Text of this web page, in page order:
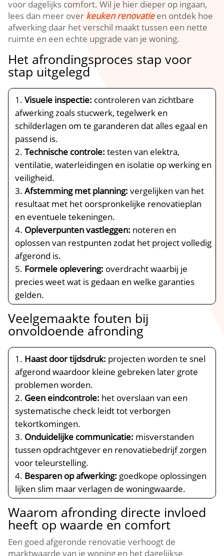
voor dagelijks comfort.​ Wil je hier dieper op ingaan,
lees dan meer over keuken renovatieen ontdek hoe
afwerking daar het verschil maakt tussen een nette
ruimte en een echte upgrade van je woning.​
Het afrondingsproces stap voor
stap uitgelegd
Visuele inspectie: controleren van zichtbare
afwerking zoals stucwerk, tegelwerk en
schilderlagen om te garanderen dat alles egaal en
passend is.​
Technische controle: testen van elektra,
ventilatie, waterleidingen en isolatie op werking en
veiligheid.​
Afstemming met planning: vergelijken van het
resultaat met het oorspronkelijke renovatieplan
en eventuele tekeningen.​
Opleverpunten vastleggen: noteren en
oplossen van restpunten zodat het project volledig
afgerond is.​
Formele oplevering: overdracht waarbij je
precies weet wat is gedaan en welke garanties
gelden.​
Veelgemaakte fouten bij
onvoldoende afronding
Haast door tijdsdruk: projecten worden te snel
afgerond waardoor kleine gebreken later grote
problemen worden.​
Geen eindcontrole: het overslaan van een
systematische check leidt tot verborgen
tekortkomingen.​
Onduidelijke communicatie: misverstanden
tussen opdrachtgever en renovatiebedrijf zorgen
voor teleurstelling.​
Besparen op afwerking: goedkope oplossingen
lijken slim maar verlagen de woningwaarde.​
Waarom afronding directe invloed
heeft op waarde en comfort
Een goed afgeronde renovatie verhoogt de
marktwaarde van je woning en het dagelijkse